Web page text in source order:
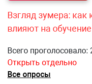
Взгляд зумера: как
влияют на обучение
Всего проголосовало:
Открыть отдельно
Все опросы